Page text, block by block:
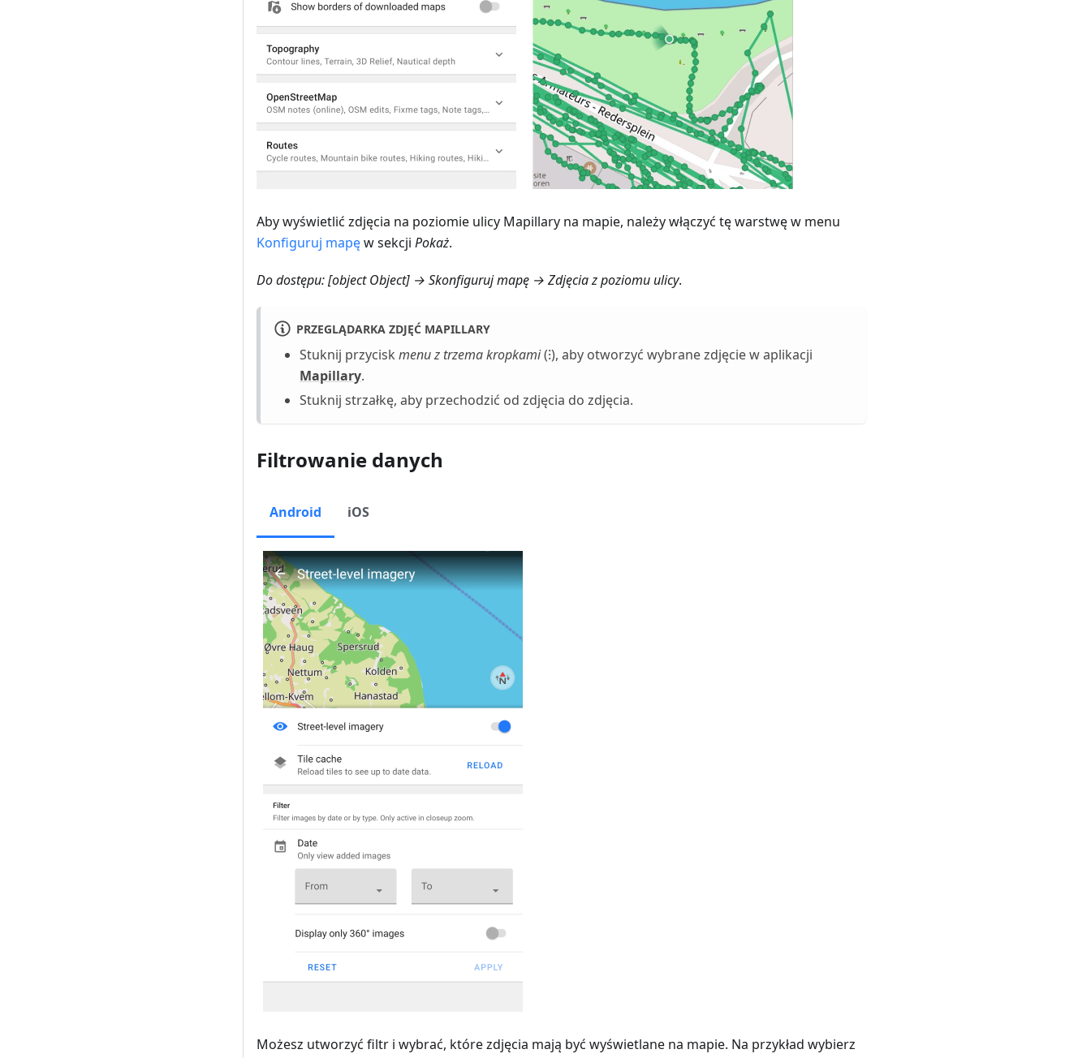
Aby wyświetlić zdjęcia na poziomie ulicy Mapillary na mapie, należy włączyć tę warstwę w menu
Konfiguruj mapęw sekcji Pokaż.
Do dostępu:[object Object] → Skonfiguruj mapę → Zdjęcia z poziomu ulicy.
PRZEGLĄDARKA ZDJĘĆ MAPILLARY
Stuknij przycisk menu z trzema kropkami(⁝), aby otworzyć wybrane zdjęcie w aplikacji
Mapillary.
Stuknij strzałkę, aby przechodzić od zdjęcia do zdjęcia.
Filtrowanie danych
Android iOS
Możesz utworzyć filtr i wybrać, które zdjęcia mają być wyświetlane na mapie. Na przykład wybierz